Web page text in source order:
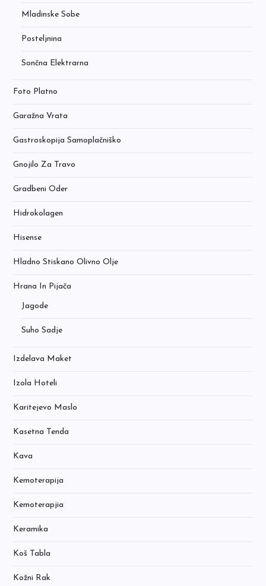
Mladinske Sobe
Posteljnina
Sončna Elektrarna
Foto Platno
Garažna Vrata
Gastroskopija Samoplačniško
Gnojilo Za Travo
Gradbeni Oder
Hidrokolagen
Hisense
Hladno Stiskano Olivno Olje
Hrana In Pijača
Jagode
Suho Sadje
Izdelava Maket
Izola Hoteli
Karitejevo Maslo
Kasetna Tenda
Kava
Kemoterapija
Kemoterapjia
Keramika
Koš Tabla
Kožni Rak